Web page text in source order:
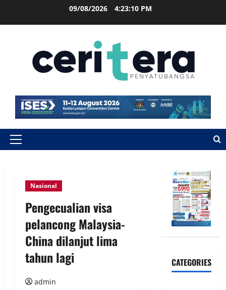
09/08/2026 4:23:11 PM
Nasional
Pengecualian visa
pelancong Malaysia-
China dilanjut lima
tahun lagi
admin
CATEGORIES